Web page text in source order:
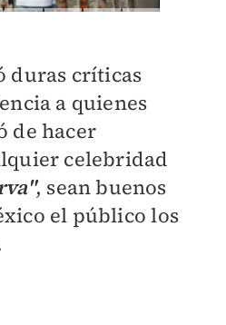
duras críticas
a quienes
de hacer
celebridad
, sean buenos
el público los